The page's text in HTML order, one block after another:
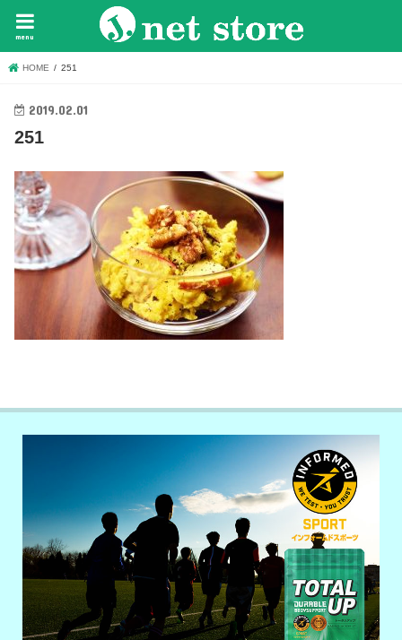
menu
HOME 251
2019.02.01
251